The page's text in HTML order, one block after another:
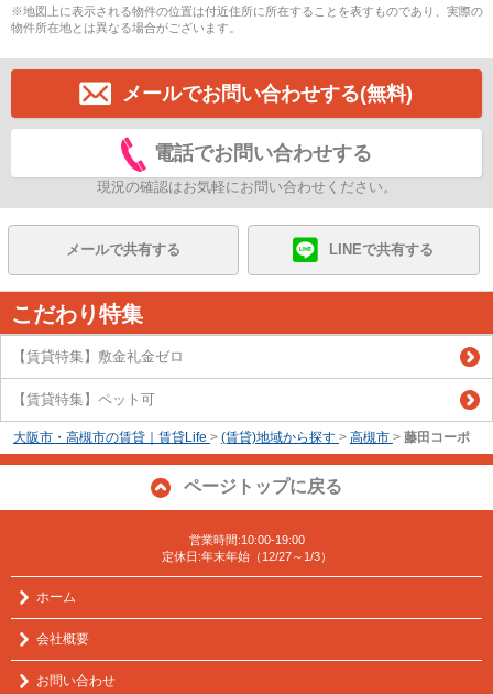
※地図上に表示される物件の位置は付近住所に所在することを表すものであり、実際の
物件所在地とは異なる場合がございます。
メールでお問い合わせする(無料)
電話でお問い合わせする
現況の確認はお気軽にお問い合わせください。
メールで共有する LINEで共有する
こだわり特集
【賃貸特集】敷金礼金ゼロ
【賃貸特集】ペット可
大阪市・高槻市の賃貸｜賃貸Life > (賃貸)地域から探す > 高槻市 > 藤田コーポ
ページトップに戻る
営業時間:10:00-19:00
定休日:年末年始（12/27～1/3）
ホーム
会社概要
お問い合わせ